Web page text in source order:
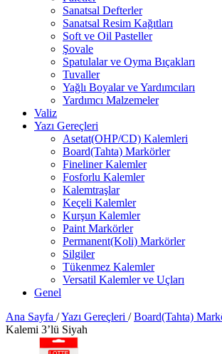
Sanatsal Defterler
Sanatsal Resim Kağıtları
Soft ve Oil Pasteller
Şovale
Spatulalar ve Oyma Bıçakları
Tuvaller
Yağlı Boyalar ve Yardımcıları
Yardımcı Malzemeler
Valiz
Yazı Gereçleri
Asetat(OHP/CD) Kalemleri
Board(Tahta) Markörler
Fineliner Kalemler
Fosforlu Kalemler
Kalemtraşlar
Keçeli Kalemler
Kurşun Kalemler
Paint Markörler
Permanent(Koli) Markörler
Silgiler
Tükenmez Kalemler
Versatil Kalemler ve Uçları
Genel
Ana Sayfa /Yazı Gereçleri / Board(Tahta)
Kalemi 3’lü Siyah